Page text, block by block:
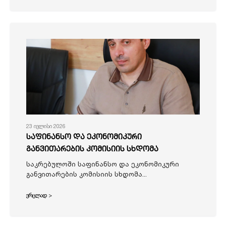
23 ივლისი 2026
საფინანსო და ეკონომიკური
განვითარების კომისიის სხდომა
საკრებულოში საფინანსო და ეკონომიკური
განვითარების კომისიის სხდომა...
ვრცლად >